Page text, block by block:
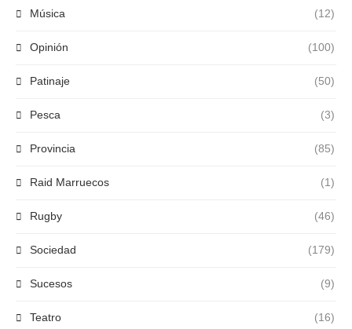
Música (12)
Opinión (100)
Patinaje (50)
Pesca (3)
Provincia (85)
Raid Marruecos (1)
Rugby (46)
Sociedad (179)
Sucesos (9)
Teatro (16)